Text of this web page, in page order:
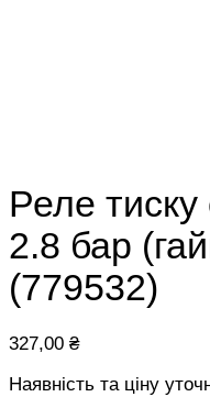
Реле тиску
2.8 бар
(779532)
327,00 ₴
Наявність та ціну